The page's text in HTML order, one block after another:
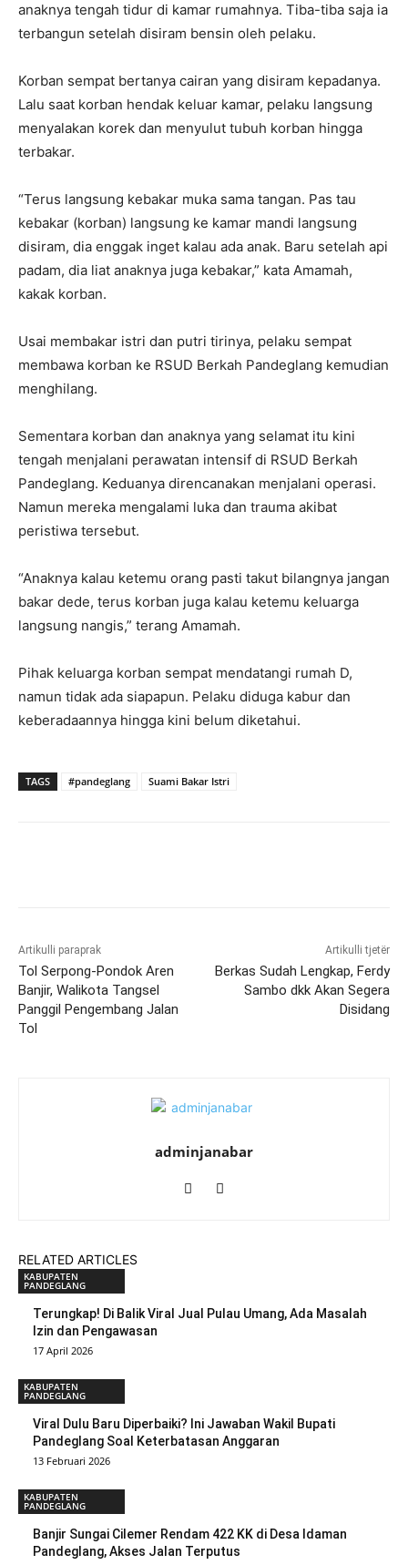
anaknya tengah tidur di kamar rumahnya. Tiba-tiba saja ia
terbangun setelah disiram bensin oleh pelaku.
Korban sempat bertanya cairan yang disiram kepadanya.
Lalu saat korban hendak keluar kamar, pelaku langsung
menyalakan korek dan menyulut tubuh korban hingga
terbakar.
“Terus langsung kebakar muka sama tangan. Pas tau
kebakar (korban) langsung ke kamar mandi langsung
disiram, dia enggak inget kalau ada anak. Baru setelah api
padam, dia liat anaknya juga kebakar,” kata Amamah,
kakak korban.
Usai membakar istri dan putri tirinya, pelaku sempat
membawa korban ke RSUD Berkah Pandeglang kemudian
menghilang.
Sementara korban dan anaknya yang selamat itu kini
tengah menjalani perawatan intensif di RSUD Berkah
Pandeglang. Keduanya direncanakan menjalani operasi.
Namun mereka mengalami luka dan trauma akibat
peristiwa tersebut.
“Anaknya kalau ketemu orang pasti takut bilangnya jangan
bakar dede, terus korban juga kalau ketemu keluarga
langsung nangis,” terang Amamah.
Pihak keluarga korban sempat mendatangi rumah D,
namun tidak ada siapapun. Pelaku diduga kabur dan
keberadaannya hingga kini belum diketahui.
TAGS #pandeglang Suami Bakar Istri
Artikulli paraprak
Tol Serpong-Pondok Aren
Banjir, Walikota Tangsel
Panggil Pengembang Jalan
Tol
Artikulli tjetër
Berkas Sudah Lengkap, Ferdy
Sambo dkk Akan Segera
Disidang
adminjanabar
RELATED ARTICLES
KABUPATEN
PANDEGLANG
Terungkap! Di Balik Viral Jual Pulau Umang, Ada Masalah
Izin dan Pengawasan
17 April 2026
KABUPATEN
PANDEGLANG
Viral Dulu Baru Diperbaiki? Ini Jawaban Wakil Bupati
Pandeglang Soal Keterbatasan Anggaran
13 Februari 2026
KABUPATEN
PANDEGLANG
Banjir Sungai Cilemer Rendam 422 KK di Desa Idaman
Pandeglang, Akses Jalan Terputus